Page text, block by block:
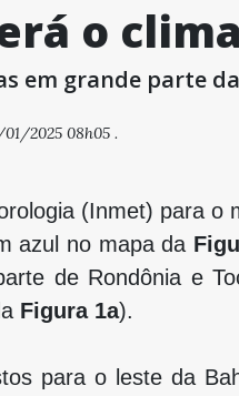
o
em grande parte
2025 08h05 .
(Inmet) para
azul no mapa da
de Rondônia e
Figura 1a).
para o leste da